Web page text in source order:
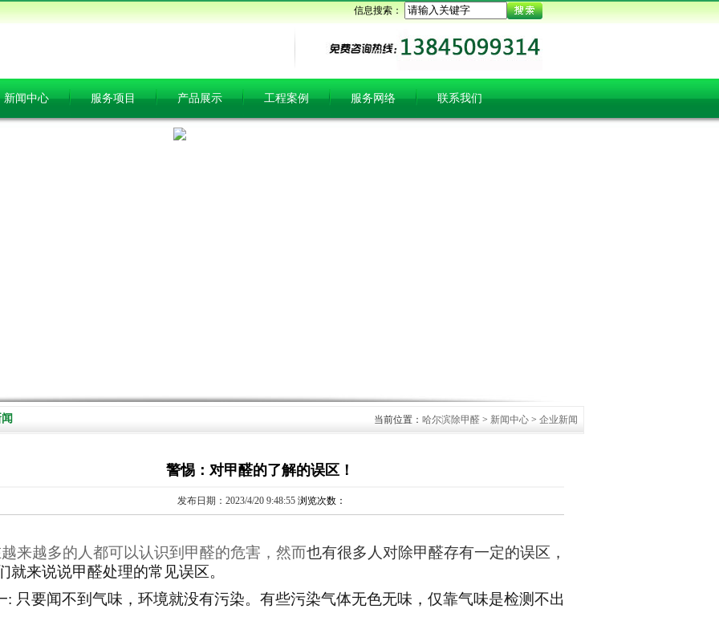
信息搜索：
新闻中心 服务项目 产品展示 工程案例 服务网络 联系我们
当前位置： 哈尔滨除甲醛> 新闻中心> 企业新闻
警惕：对甲醛的了解的误区！
发布日期：2023/4/20 9:48:55浏览次数：
来越多的人都可以认识到甲醛的危害 ， 然而也有很多人对除甲醛存有一定的误区，
就来说说甲醛处理的常见误区。
: 只要闻不到气味，环境就没有污染。有些污染气体无色无味，仅靠气味是检测不出